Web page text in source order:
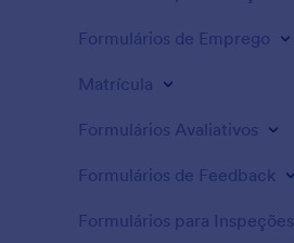
Formulários de Emprego
Matrícula
Formulários Avaliativos
Formulários de Feedback
Formulários para Inspeções